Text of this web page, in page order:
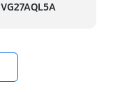
VG27AQL5A